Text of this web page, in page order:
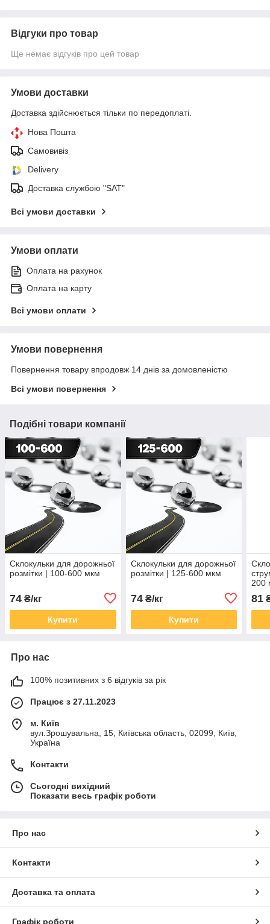
Відгуки про товар
Ще немає відгуків про цей товар
Умови доставки
Доставка здійснюється тільки по передоплаті.
Нова Пошта
Самовивіз
Delivery
Доставка службою "SAT"
Всі умови доставки
Умови оплати
Оплата на рахунок
Оплата на карту
Всі умови оплати
Умови повернення
Повернення товару впродовж 14 днів за домовленістю
Всі умови повернення
Подібні товари компанії
Склокульки для дорожньої
розмітки | 100-600 мкм
74 ₴/кг
Купити
Склокульки для дорожньої
розмітки | 125-600 мкм
74₴/кг
Купити
200
81
Про нас
100% позитивних з 6 відгуків за рік
Працює з 27.11.2023
м. Київ
вул.Зрошувальна, 15, Київська область, 02099, Київ,
Україна
Контакти
Сьогодні вихідний
Показати весь графік роботи
Про нас
Контакти
Доставка та оплата
Графік роботи